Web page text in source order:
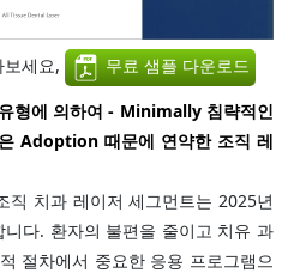
세요,
무료 샘플 다운로드
형에 의하여 - Minimally 침략적인
Adoption 때문에 연약한 조직 레
직 치과 레이저 세그먼트는 2025년
니다. 환자의 불편을 줄이고 치유 과
절차에서 중요한 응용 프로그램으